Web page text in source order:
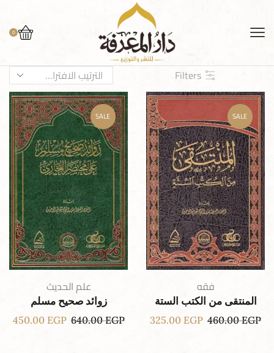
0
Filters
SALE
فقه
المنتقى من الكتب الستة
460.00EGP
325.00 EGP
SALE
علم الحديث
زوائد صحيح مسلم
640.00EGP
450.00 EGP